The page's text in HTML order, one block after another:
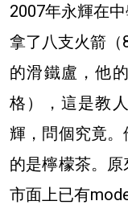
2007年永輝在
拿了八支火箭
的滑鐵盧，他
格），這是教
輝，問個究竟
的是檸檬茶。原
市面上已有